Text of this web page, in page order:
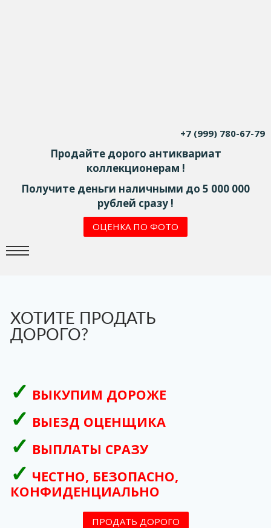
+7 (999) 780-67-79
Продайте дорого антиквариат
коллекционерам !
Получите деньги наличными до 5 000 000
рублей сразу !
ОЦЕНКА ПО ФОТО
ХОТИТЕ ПРОДАТЬ
ДОРОГО?
ВЫКУПИМ ДОРОЖЕ
ВЫЕЗД ОЦЕНЩИКА
ВЫПЛАТЫ СРАЗУ
ЧЕСТНО, БЕЗОПАСНО,
КОНФИДЕНЦИАЛЬНО
ПРОДАТЬ ДОРОГО